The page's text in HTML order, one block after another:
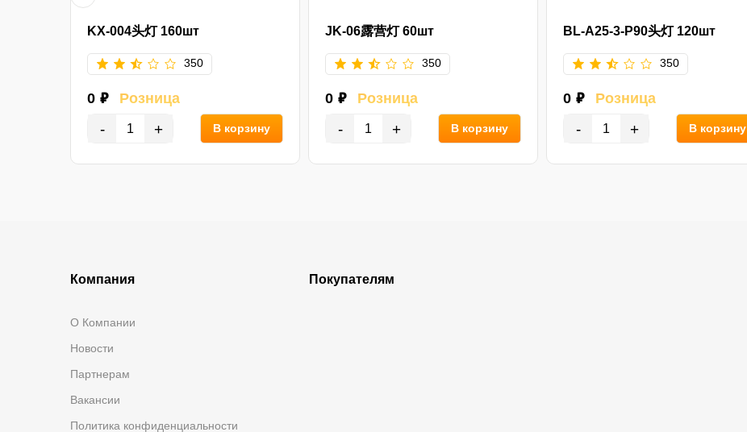
KX-004头灯 160шт
350
0 ₽ Розница
- + В корзину
JK-06露营灯 60шт
350
0 ₽ Розница
- + В корзину
BL-A25-3-P90头灯 120шт
350
0 ₽ Розница
- + В корзину
Компания
О Компании
Новости
Партнерам
Вакансии
Политика конфиденциальности
Покупателям